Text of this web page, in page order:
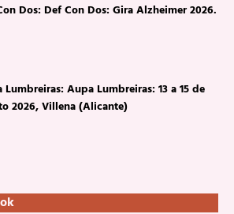
Dos: Def Con Dos: Gira Alzheimer 2026.
Lumbreiras: Aupa Lumbreiras: 13 a 15 de
2026, Villena (Alicante)